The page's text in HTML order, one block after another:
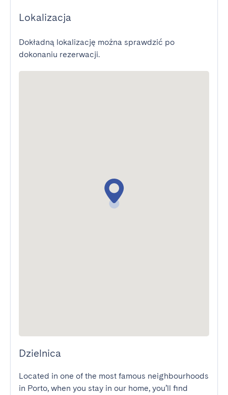
Lokalizacja
Dokładną lokalizację można sprawdzić po
dokonaniu rezerwacji.
Dzielnica
Located in one of the most famous neighbourhoods
in Porto, when you stay in our home, you’ll find